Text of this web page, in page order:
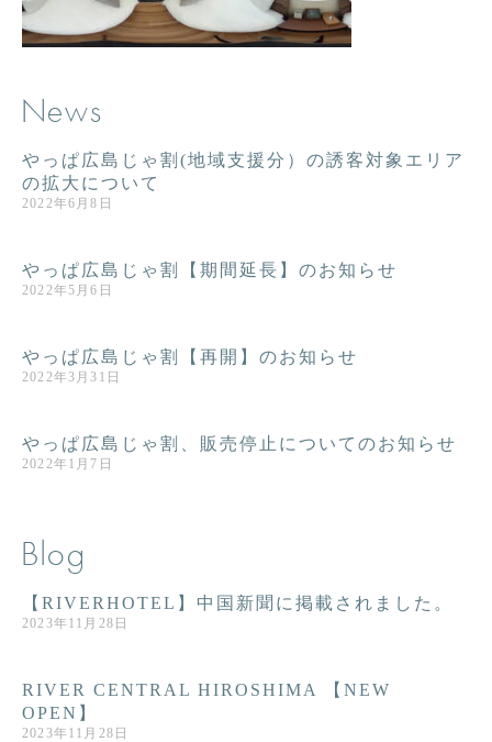
News
やっぱ広島じゃ割(地域支援分）の誘客対象エリア
の拡大について
2022年6月8日
やっぱ広島じゃ割【期間延長】のお知らせ
2022年5月6日
やっぱ広島じゃ割【再開】のお知らせ
2022年3月31日
やっぱ広島じゃ割、販売停止についてのお知らせ
2022年1月7日
Blog
【RIVERHOTEL】中国新聞に掲載されました。
2023年11月28日
RIVER CENTRAL HIROSHIMA 【NEW
OPEN】
2023年11月28日